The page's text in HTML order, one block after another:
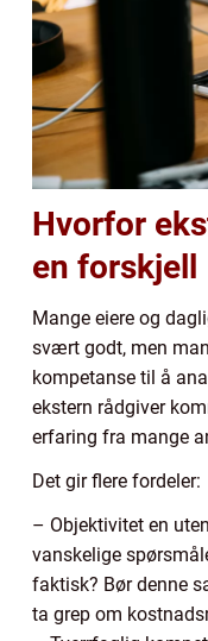
Hvorfor
en forskjell
Mange eiere og
svært godt, men
kompetanse til å
ekstern rådgiver
erfaring fra mange
Det gir flere fordeler:
– Objektivitet en
vanskelige
faktisk? Bør denne
ta grep om